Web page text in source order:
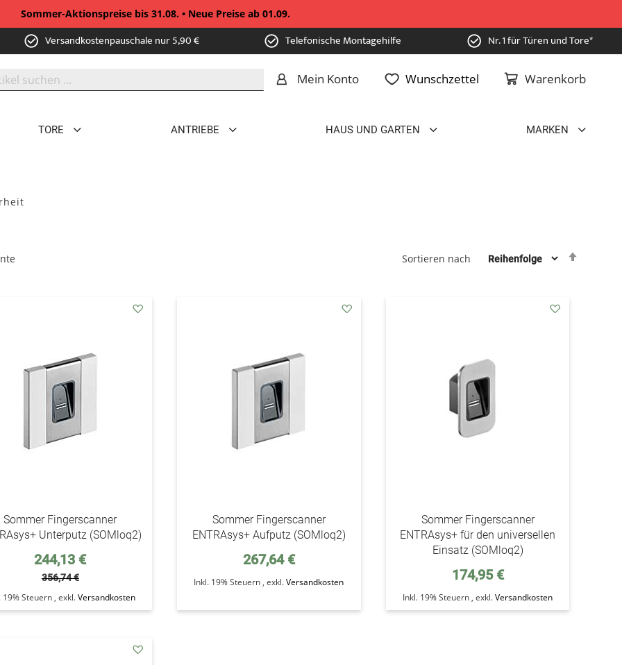
Sommer-Aktionspreise bis 31.08. • Neue Preise ab 01.09.
Versandkostenpauschale nur 5,90 € Telefonische Montagehilfe Nr. 1 für Türen und Tore*
Warenkorb
Mein Konto Wunschzettel
TORE ANTRIEBE HAUS UND GARTEN MARKEN
Sortieren nach
Sommer Fingerscanner
Unterputz (SOMloq2)
Sonderpreis
244,13 €
356,74 €
19% Steuern , exkl.Versandkosten
Sommer Fingerscanner
ENTRAsys+ Aufputz (SOMloq2)
267,64 €
Inkl. 19% Steuern ,exkl.Versandkosten
Sommer Fingerscanner
ENTRAsys+ für den universellen
Einsatz (SOMloq2)
174,95 €
Inkl. 19% Steuern ,exkl.Versandkosten